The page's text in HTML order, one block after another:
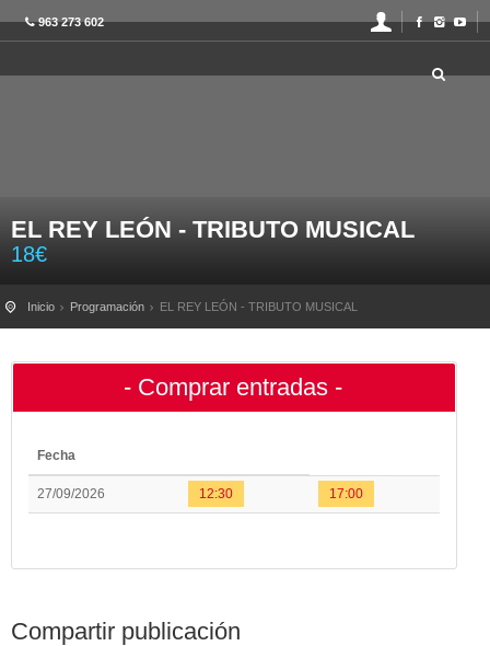
963 273 602
EL REY LEÓN - TRIBUTO MUSICAL
18€
Inicio Programación EL REY LEÓN - TRIBUTO MUSICAL
- Comprar entradas -
Fecha
27/09/2026 12:30 17:00
Compartir publicación